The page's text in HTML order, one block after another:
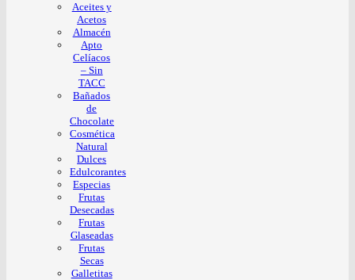
Aceites y
Acetos
Almacén
Apto
Celíacos
– Sin
TACC
Bañados
de
Chocolate
Cosmética
Natural
Dulces
Edulcorantes
Especias
Frutas
Desecadas
Frutas
Glaseadas
Frutas
Secas
Galletitas